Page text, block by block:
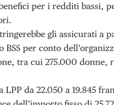
per i redditi bassi,
gli assicurati a
per conto
tra cui 275.000 donne,
LPP da 22.050 a 19.845